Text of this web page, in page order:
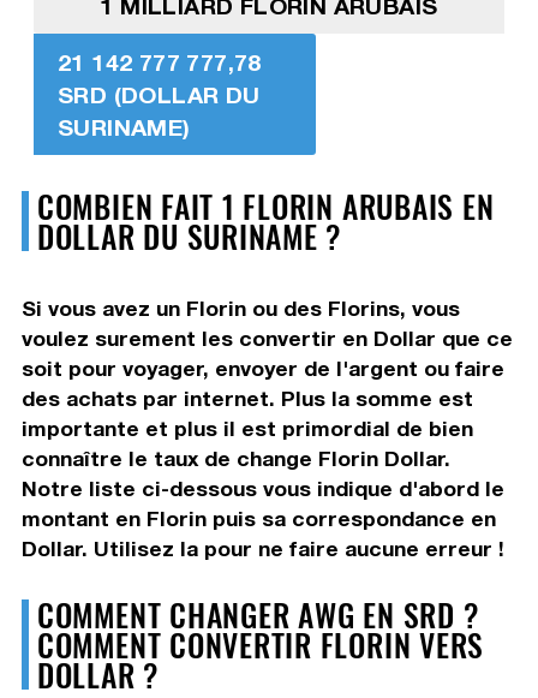
21 142 777 777,78
SRD (DOLLAR DU
SURINAME)
COMBIEN FAIT 1 FLORIN ARUBAIS EN
DOLLAR DU SURINAME ?
Si vous avez un Florin ou des Florins, vous
voulez surement les convertir en Dollar que ce
soit pour voyager, envoyer de l'argent ou faire
des achats par internet. Plus la somme est
importante et plus il est primordial de bien
connaître le taux de change Florin Dollar.
Notre liste ci-dessous vous indique d'abord le
montant en Florin puis sa correspondance en
Dollar. Utilisez la pour ne faire aucune erreur !
COMMENT CHANGER AWG EN SRD ?
COMMENT CONVERTIR FLORIN VERS
DOLLAR ?